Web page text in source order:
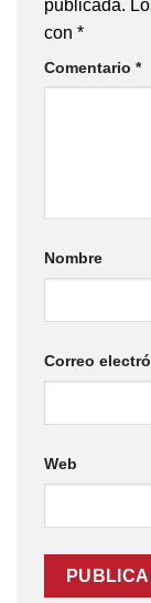
publicada.
con *
Comentario *
Nombre
Correo
Web